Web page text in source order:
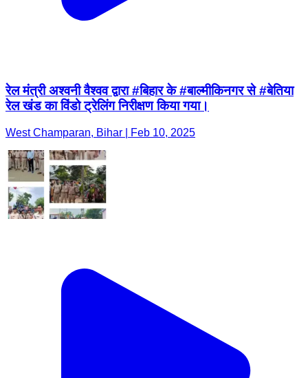
रेल मंत्री अश्वनी वैश्वव द्वारा #बिहार के #बाल्मीकिनगर से #बेतिया
रेल खंड का विंडो ट्रेलिंग निरीक्षण किया गया।
West Champaran, Bihar | Feb 10, 2025